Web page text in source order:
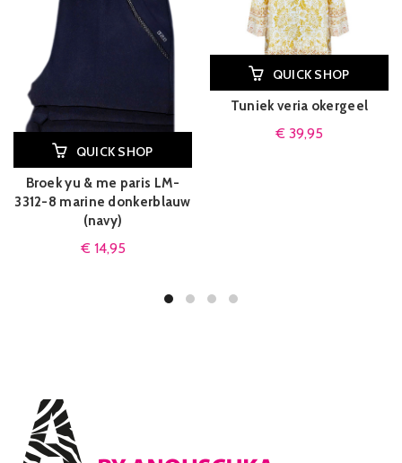
QUICK SHOP
Broek yu & me paris LM-
3312-8 marine donkerblauw
(navy)
€ 14,95
QUICK SHOP
Tuniek veria okergeel
€ 39,95